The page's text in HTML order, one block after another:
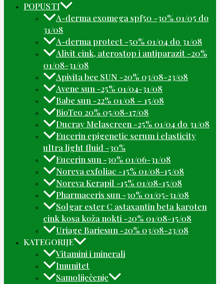
POPUSTI
A-derma exomega spf50 -30% 01/05 do
31/08
A-derma protect -50% 01/04 do 31/08
Alivit cink, aterostop i antiparazit -20%
01/08-31/08
Apivita bee SUN -20% 03/08-23/08
Avene sun -25% 01/04-31/08
Babe sun -22% 01/08 – 15/08
BioTeo 20% 05/08-17/08
Ducray Melascreen -25% 01/04 do 31/08
Eucerin epigenetic serum i elasticity
ultra light fluid -30%
Eucerin sun -30% 01/06-31/08
Noreva exfoliac -15% 01/08-15/08
Noreva Kerapil -15% 01/08-15/08
Pharmaceris sun -30% 01/05-31/08
Solgar ester C astaxantin beta karoten
cink kosa koža nokti -20% 01/08-15/08
Uriage Bariesun -20% 03/08-23/08
KATEGORIJE
Vitamini i minerali
Imunitet
Samoliječenje